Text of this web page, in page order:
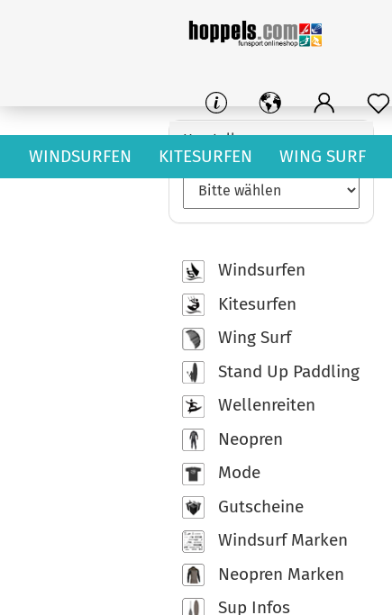
WINDSURFEN KITESURFEN WING SURF
Hersteller
Windsurfen
Kitesurfen
Wing Surf
Stand Up Paddling
Wellenreiten
Neopren
Mode
Gutscheine
Windsurf Marken
Neopren Marken
Sup Infos